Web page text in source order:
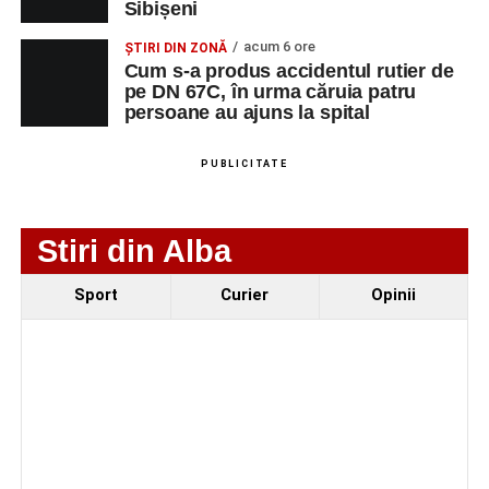
NECALIFICAT LA
DEMOLAREA
CLADIRILOR,
CAPTUSELI
ZIDARIE, PLACI
FAIANTA,
CXN MEGALUX
CONSTRUCT SRL
FAIANTAR
CXN MEGALUX
FIERAR
0729399259
Sibișeni
ȘTIRI DIN ZONĂ acum 6 ore
Cum s-a produs accidentul rutier de
pe DN 67C, în urma căruia patru
persoane au ajuns la spital
PUBLICITATE
Stiri din Alba
Sport Curier Opinii